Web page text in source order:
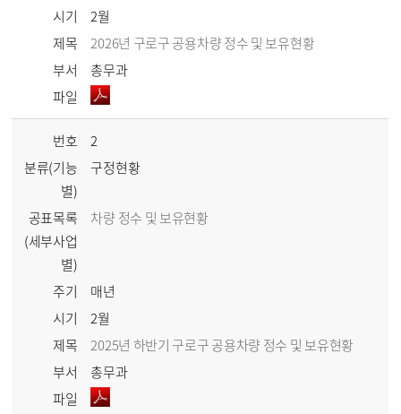
시기
2월
제목
2026년 구로구 공용차량 정수 및 보유현황
부서
총무과
파일
번호
2
분류(기능
별)
구정현황
공표목록
(세부사업
별)
차량 정수 및 보유현황
주기
매년
시기
2월
제목
2025년 하반기 구로구 공용차량 정수 및 보유현황
부서
총무과
파일